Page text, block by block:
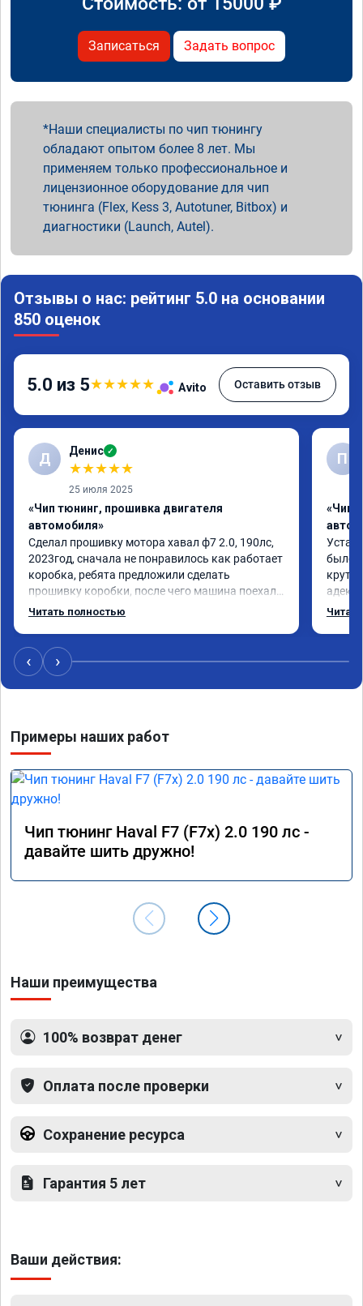
Записаться Задать вопрос
Наши специалисты по чип тюнингу
обладают опытом более 8 лет. Мы
применяем только профессиональное и
лицензионное оборудование для чип
тюнинга (Flex, Kess 3, Autotuner, Bitbox) и
диагностики (Launch, Autel).
Отзывы о нас: рейтинг 5.0 на основании
850 оценок
5.0 из 5★★★★★ Avito Оставить отзыв
Д Денис ✓
★★★★★
25 июля 2025
«Чип тюнинг, прошивка двигателя
автомобиля»
Сделал прошивку мотора хавал ф7 2.0, 190лс,
2023год, сначала не понравилось как работает
коробка, ребята предложили сделать
прошивку коробки, после чего машина поехала
в разы лучше, все грамотно и корректно
Читать полностью
П
«Чип
было
‹ ›
Примеры наших работ
Чип тюнинг Haval F7 (F7x) 2.0 190 лс -
давайте шить дружно!
Наши преимущества
100% возврат денег
Оплата после проверки
Сохранение ресурса
Гарантия 5 лет
Ваши действия: